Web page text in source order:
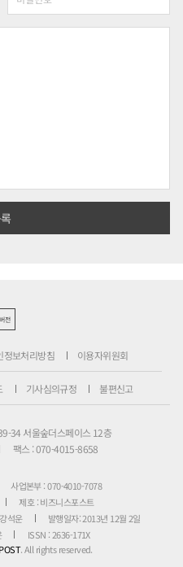
전
정보처리방침 이용자위원회
기사심의규정 불편신고
34 서울숲더스페이스 12층
팩스 : 070-4015-8658
사업본부 : 070-4010-7078
제호 : 비즈니스포스트
석운
발행일자: 2013년 12월 2일
ISSN : 2636-171X
. All rights reserved.